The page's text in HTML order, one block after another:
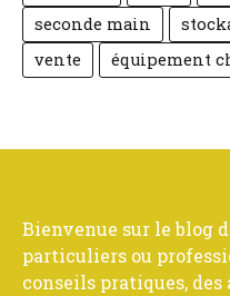
seconde main
vente
équipement
Bienvenue sur le blog
particuliers ou
conseils pratiques,